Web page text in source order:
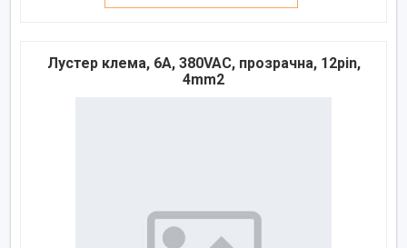
Лустер клема, 6A, 380VAC, прозрачна, 12pin,
4mm2